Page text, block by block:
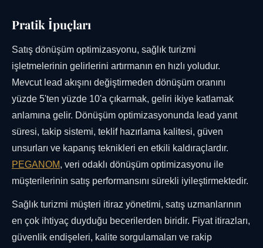
Pratik İpuçları
Satış dönüşüm optimizasyonu, sağlık turizmi
işletmelerinin gelirlerini artırmanın en hızlı yoludur.
Mevcut lead akışını değiştirmeden dönüşüm oranını
yüzde 5'ten yüzde 10'a çıkarmak, geliri ikiye katlamak
anlamına gelir. Dönüşüm optimizasyonunda lead yanıt
süresi, takip sistemi, teklif hazırlama kalitesi, güven
unsurları ve kapanış teknikleri en etkili kaldıraçlardır.
PEGANOM, veri odaklı dönüşüm optimizasyonu ile
müşterilerinin satış performansını sürekli iyileştirmektedir.
Sağlık turizmi müşteri itiraz yönetimi, satış uzmanlarının
en çok ihtiyaç duyduğu becerilerden biridir. Fiyat itirazları,
güvenlik endişeleri, kalite sorgulamaları ve rakip